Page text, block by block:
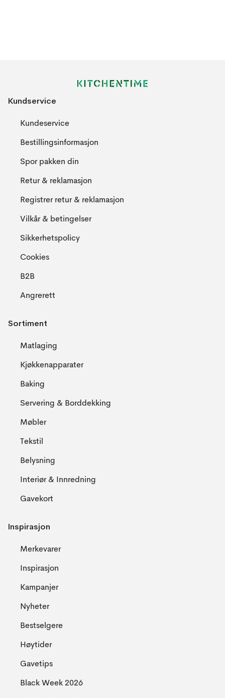
Kundservice
Kundeservice
Bestillingsinformasjon
Spor pakken din
Retur & reklamasjon
Registrer retur & reklamasjon
Vilkår & betingelser
Sikkerhetspolicy
Cookies
B2B
Angrerett
Sortiment
Matlaging
Kjøkkenapparater
Baking
Servering & Borddekking
Møbler
Tekstil
Belysning
Interiør & Innredning
Gavekort
Inspirasjon
Merkevarer
Inspirasjon
Kampanjer
Nyheter
Bestselgere
Høytider
Gavetips
Black Week 2026